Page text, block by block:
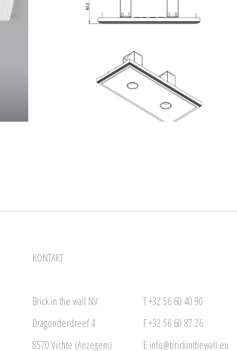
KONTAKT
Brick in the wall NV
Dragonderdreef 4
8570 Vichte (Anzegem)
T +32 56 60 40 90
F +32 56 60 87 26
E info@brickinthewall.eu